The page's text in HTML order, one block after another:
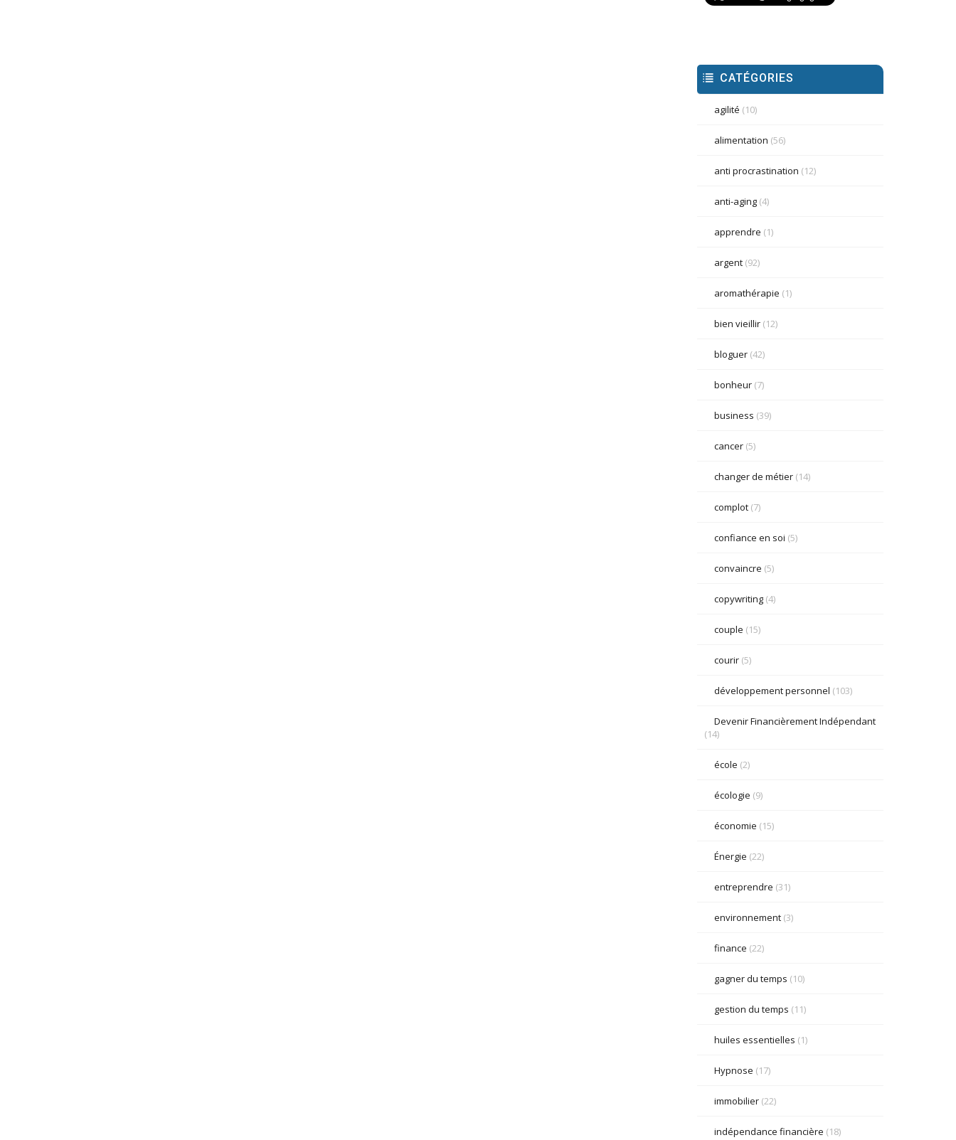
CATÉGORIES
agilité (10)
alimentation (56)
anti procrastination (12)
anti-aging(4)
apprendre (1)
argent(92)
aromathérapie (1)
bien vieillir(12)
bloguer(42)
bonheur(7)
business (39)
cancer(5)
changer de métier(14)
complot(7)
confiance en soi (5)
convaincre (5)
copywriting(4)
couple (15)
courir(5)
développement personnel (103)
Devenir Financièrement Indépendant
(14)
école (2)
écologie (9)
économie (15)
Énergie (22)
entreprendre (31)
environnement(3)
finance (22)
gagner du temps (10)
gestion du temps (11)
huiles essentielles (1)
Hypnose (17)
immobilier(22)
indépendance financière (18)